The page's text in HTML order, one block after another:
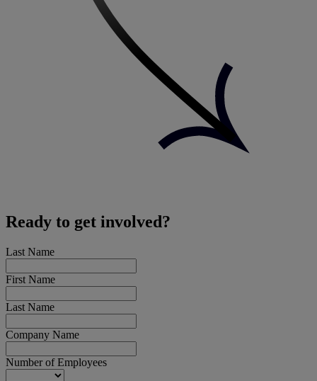
Ready to get involved?
Last Name
First Name
Last Name
Company Name
Number of Employees